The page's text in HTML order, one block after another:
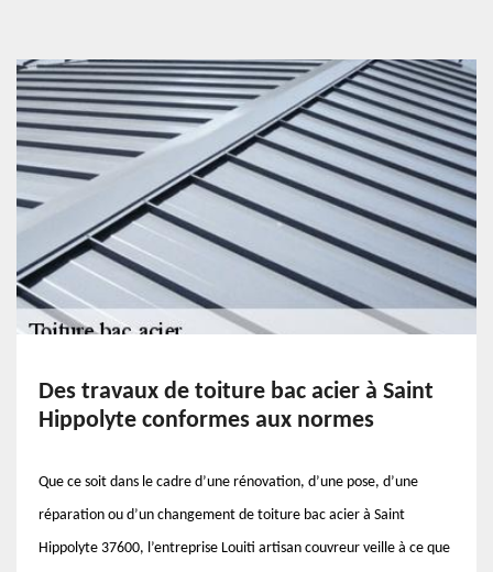
Des travaux de toiture bac acier à Saint
Hippolyte conformes aux normes
Que ce soit dans le cadre d’une rénovation, d’une pose, d’une
réparation ou d’un changement de toiture bac acier à Saint
Hippolyte 37600, l’entreprise Louiti artisan couvreur veille à ce que